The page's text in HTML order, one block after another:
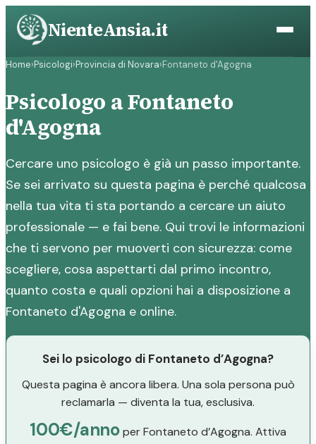
Vai
contenuto
NienteAnsia.it
Home›Psicologi›Provincia di Novara›Fontaneto d'Agogna
Psicologo a Fontaneto
d'Agogna
Cercare uno psicologo è già un passo importante.
Se sei arrivato su questa pagina è perché qualcosa
nella tua vita ti sta portando a cercare un aiuto
professionale — e fai bene. Qui trovi le informazioni
che ti servono per muoverti con sicurezza: come
scegliere, cosa aspettarti dal primo incontro,
quanto costa e quali opzioni hai a disposizione a
Fontaneto d'Agogna e online.
Sei lo psicologo di Fontaneto d’Agogna?
Questa pagina è ancora libera. Una sola persona può
reclamarla — diventa la tua, esclusiva.
100€/annoper Fontaneto d’Agogna. Attiva